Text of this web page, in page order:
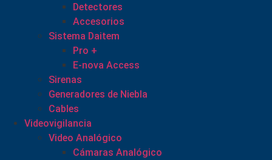
Detectores
Accesorios
Sistema Daitem
Pro +
E-nova Access
Sirenas
Generadores de Niebla
Cables
Videovigilancia
Video Analógico
Cámaras Analógico